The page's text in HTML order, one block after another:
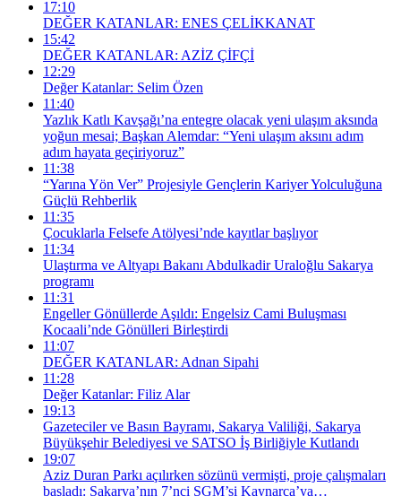
17:10
DEĞER KATANLAR: ENES ÇELİKKANAT
15:42
DEĞER KATANLAR: AZİZ ÇİFÇİ
12:29
Değer Katanlar: Selim Özen
11:40
Yazlık Katlı Kavşağı’na entegre olacak yeni ulaşım aksında
yoğun mesai; Başkan Alemdar: “Yeni ulaşım aksını adım
adım hayata geçiriyoruz”
11:38
“Yarına Yön Ver” Projesiyle Gençlerin Kariyer Yolculuğuna
Güçlü Rehberlik
11:35
Çocuklarla Felsefe Atölyesi’nde kayıtlar başlıyor
11:34
Ulaştırma ve Altyapı Bakanı Abdulkadir Uraloğlu Sakarya
programı
11:31
Engeller Gönüllerde Aşıldı: Engelsiz Cami Buluşması
Kocaali’nde Gönülleri Birleştirdi
11:07
DEĞER KATANLAR: Adnan Sipahi
11:28
Değer Katanlar: Filiz Alar
19:13
Gazeteciler ve Basın Bayramı, Sakarya Valiliği, Sakarya
Büyükşehir Belediyesi ve SATSO İş Birliğiyle Kutlandı
19:07
Aziz Duran Parkı açılırken sözünü vermişti, proje çalışmaları
başladı: Sakarya’nın 7’nci SGM’si Kaynarca’ya…